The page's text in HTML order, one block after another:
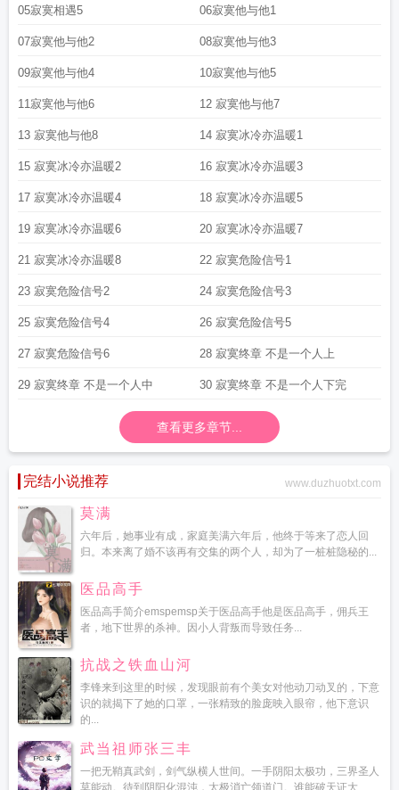
05寂寞相遇5 06寂寞他与他1
07寂寞他与他2 08寂寞他与他3
09寂寞他与他4 10寂寞他与他5
11寂寞他与他6 12 寂寞他与他7
13 寂寞他与他8 14 寂寞冰冷亦温暖1
15 寂寞冰冷亦温暖2 16 寂寞冰冷亦温暖3
17 寂寞冰冷亦温暖4 18 寂寞冰冷亦温暖5
19 寂寞冰冷亦温暖6 20 寂寞冰冷亦温暖7
21 寂寞冰冷亦温暖8 22 寂寞危险信号1
23 寂寞危险信号2 24 寂寞危险信号3
25 寂寞危险信号4 26 寂寞危险信号5
27 寂寞危险信号6 28 寂寞终章 不是一个人上
29 寂寞终章 不是一个人中 30 寂寞终章 不是一个人下完
查看更多章节...
完结小说推荐 www.duzhuotxt.com
莫满
六年后，她事业有成，家庭美满六年后，他终于等来了恋人回
归。本来离了婚不该再有交集的两个人，却为了一桩桩隐秘的...
医品高手
医品高手简介emspemsp关于医品高手他是医品高手，佣兵王
者，地下世界的杀神。因小人背叛而导致任务...
抗战之铁血山河
李锋来到这里的时候，发现眼前有个美女对他动刀动叉的，下意
识的就揭下了她的口罩，一张精致的脸庞映入眼帘，他下意识
的...
武当祖师张三丰
一把无鞘真武剑，剑气纵横人世间。一手阴阳太极功，三界圣人
莫能动。待到阴阳化混沌，太极消亡领道门。谁能破天证大